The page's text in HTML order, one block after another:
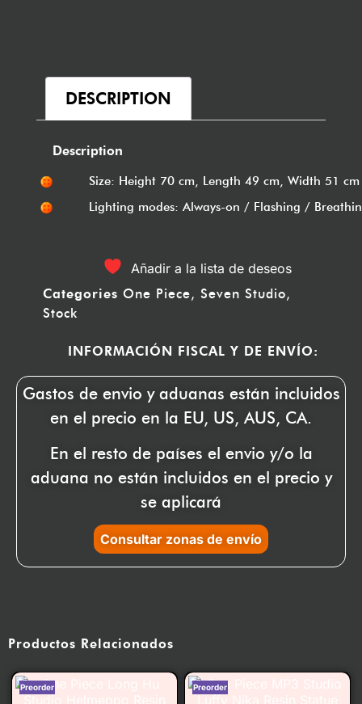
DESCRIPTION
Description
Size: Height 70 cm, Length 49 cm, Width 51 cm
Lighting modes: Always-on / Flashing /
Añadir a la lista de deseos
Categories One Piece, Seven Studio,
Stock
INFORMACIÓN FISCAL Y DE ENVÍO:
Gastos de envio y aduanas están incluidos
en el precio en la EU, US, AUS, CA.
En el resto de países el envio y/o la
aduana no están incluidos en el precio y
se aplicará
Consultar zonas de envío
Productos Relacionados